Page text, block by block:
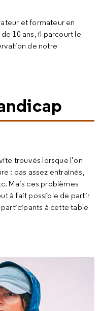
et formateur en
10 ans, il parcourt le
de notre
trouvés lorsque l’on
: pas assez entrainés,
Mais ces problèmes
à fait possible de partir
participants à cette table